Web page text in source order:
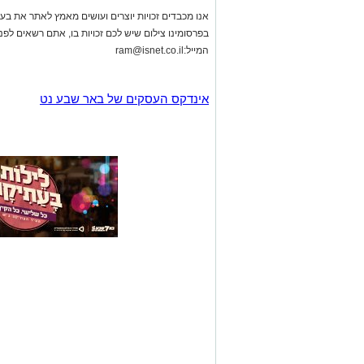
אנו מכבדים זכויות יוצרים ועושים מאמץ לאתר את
בפרסומינו צילום שיש לכם זכויות בו, אתם רשאים
המייל:ram@isnet.co.il
אינדקס העסקים של באר שבע נט